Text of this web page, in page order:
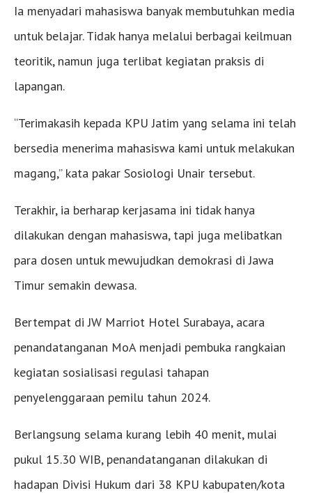
Ia menyadari mahasiswa banyak membutuhkan media
untuk belajar. Tidak hanya melalui berbagai keilmuan
teoritik, namun juga terlibat kegiatan praksis di
lapangan.
“Terimakasih kepada KPU Jatim yang selama ini telah
bersedia menerima mahasiswa kami untuk melakukan
magang,” kata pakar Sosiologi Unair tersebut.
Terakhir, ia berharap kerjasama ini tidak hanya
dilakukan dengan mahasiswa, tapi juga melibatkan
para dosen untuk mewujudkan demokrasi di Jawa
Timur semakin dewasa.
Bertempat di JW Marriot Hotel Surabaya, acara
penandatanganan MoA menjadi pembuka rangkaian
kegiatan sosialisasi regulasi tahapan
penyelenggaraan pemilu tahun 2024.
Berlangsung selama kurang lebih 40 menit, mulai
pukul 15.30 WIB, penandatanganan dilakukan di
hadapan Divisi Hukum dari 38 KPU kabupaten/kota